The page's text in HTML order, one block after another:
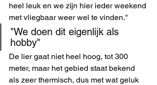
heel leuk en we zijn hier ieder weekend
met vliegbaar weer wel te vinden."
"We doen dit eigenlijk als
hobby"
De lier gaat niet heel hoog, tot 300
meter, maar het gebied staat bekend
als zeer thermisch, dus met wat geluk